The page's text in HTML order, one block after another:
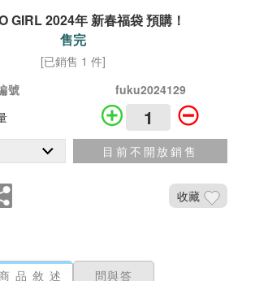
GIRL 2024年 新春福袋 預購！
售完
[已銷售 1 件]
號
fuku2024129
目前不開放銷售
收藏
品敘述 問與答